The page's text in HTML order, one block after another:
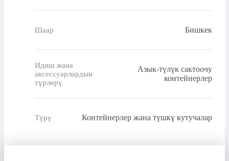
Шаар Бишкек
Идиш жана
аксессуарлардын
түрлөрү
Азык-түлүк сактоочу
контейнерлер
Түрү Контейнерлер жана түшкү кутучалар